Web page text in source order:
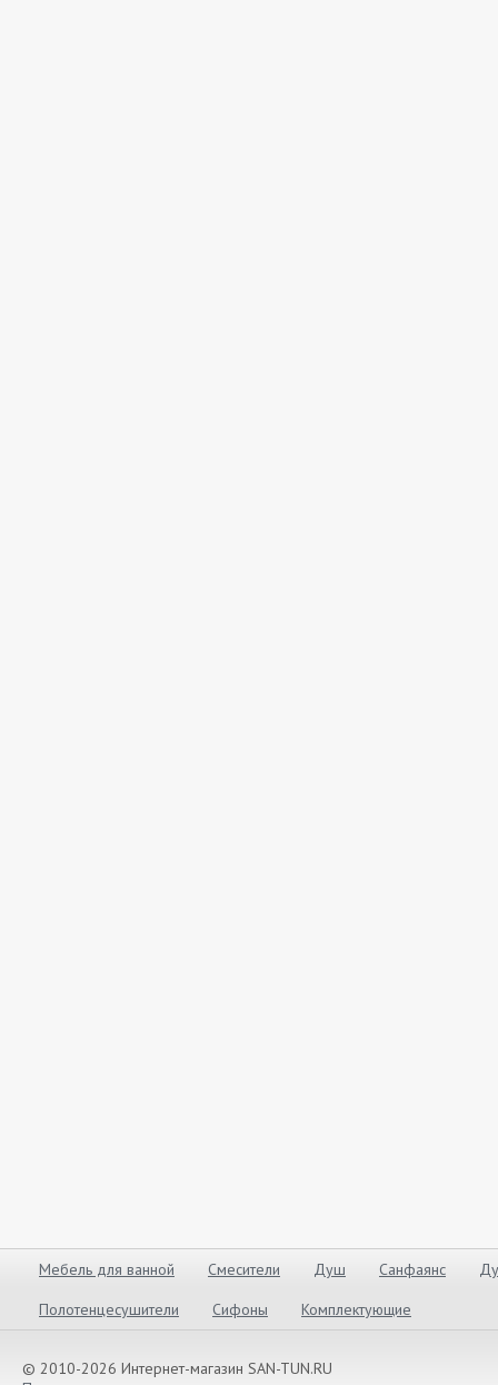
Мебель для ванной Смесители Душ Санфаянс
Полотенцесушители
Сифоны Комплектующие
© 2010-2026 Интернет-магазин SAN-TUN.RU